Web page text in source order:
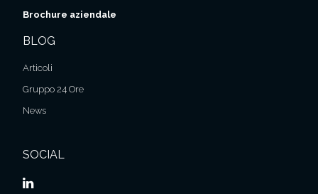
Brochure aziendale
BLOG
Articoli
Gruppo 24 Ore
News
SOCIAL